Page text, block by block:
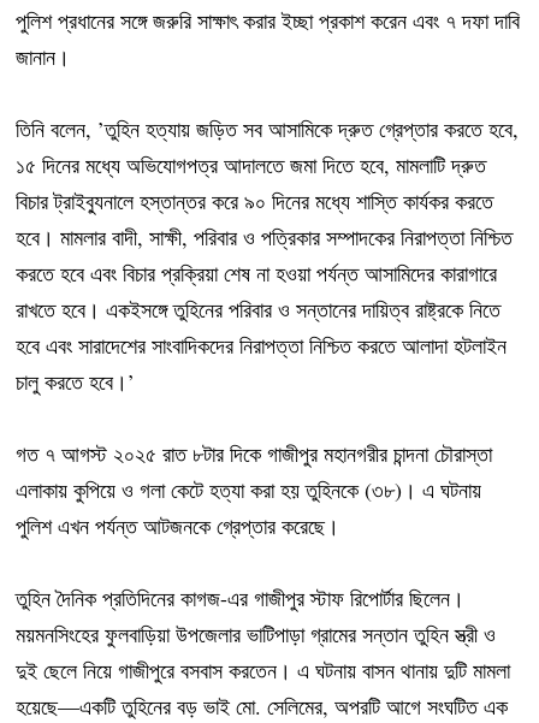
পুলিশ প্রধানের সঙ্গে জরুরি সাক্ষাৎ করার ইচ্ছা প্রকাশ করেন এবং ৭ দফা দাবি
জানান।
তিনি বলেন, ’তুহিন হত্যায় জড়িত সব আসামিকে দ্রুত গ্রেপ্তার করতে হবে,
১৫ দিনের মধ্যে অভিযোগপত্র আদালতে জমা দিতে হবে, মামলাটি দ্রুত
বিচার ট্রাইব্যুনালে হস্তান্তর করে ৯০ দিনের মধ্যে শাস্তি কার্যকর করতে
হবে। মামলার বাদী, সাক্ষী, পরিবার ও পত্রিকার সম্পাদকের নিরাপত্তা নিশ্চিত
করতে হবে এবং বিচার প্রক্রিয়া শেষ না হওয়া পর্যন্ত আসামিদের কারাগারে
রাখতে হবে। একইসঙ্গে তুহিনের পরিবার ও সন্তানের দায়িত্ব রাষ্ট্রকে নিতে
হবে এবং সারাদেশের সাংবাদিকদের নিরাপত্তা নিশ্চিত করতে আলাদা হটলাইন
চালু করতে হবে।’
গত ৭ আগস্ট ২০২৫ রাত ৮টার দিকে গাজীপুর মহানগরীর চান্দনা চৌরাস্তা
এলাকায় কুপিয়ে ও গলা কেটে হত্যা করা হয় তুহিনকে (৩৮)। এ ঘটনায়
পুলিশ এখন পর্যন্ত আটজনকে গ্রেপ্তার করেছে।
তুহিন দৈনিক প্রতিদিনের কাগজ-এর গাজীপুর স্টাফ রিপোর্টার ছিলেন।
ময়মনসিংহের ফুলবাড়িয়া উপজেলার ভাটিপাড়া গ্রামের সন্তান তুহিন স্ত্রী ও
দুই ছেলে নিয়ে গাজীপুরে বসবাস করতেন। এ ঘটনায় বাসন থানায় দুটি মামলা
হয়েছে—একটি তুহিনের বড় ভাই মো. সেলিমের, অপরটি আগে সংঘটিত এক